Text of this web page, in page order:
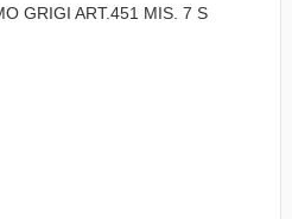
GRIGI ART.451 MIS. 7 S